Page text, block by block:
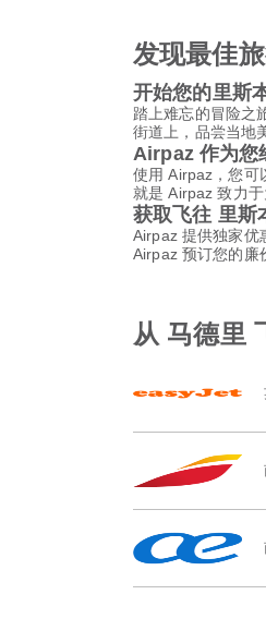
发现最佳
开始您的里斯
踏上难忘的冒险之
街道上，品尝当地
Airpaz 作为您
使用 Airpaz，您可
就是 Airpaz 致力
获取飞往 里斯
Airpaz 提供独家优
Airpaz 预订您的廉
从 马德里